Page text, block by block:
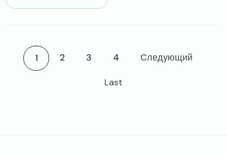
Current page
1 2 3 4 Следующий
Last